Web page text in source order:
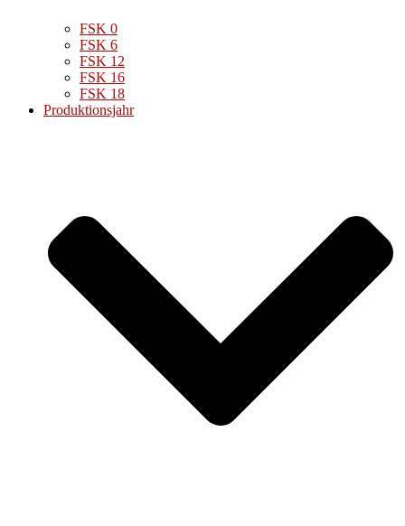
FSK 0
FSK 6
FSK 12
FSK 16
FSK 18
Produktionsjahr